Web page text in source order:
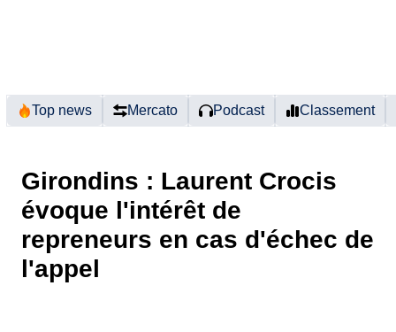
Top news Mercato Podcast Classement
Girondins : Laurent Crocis
évoque l'intérêt de
repreneurs en cas d'échec de
l'appel